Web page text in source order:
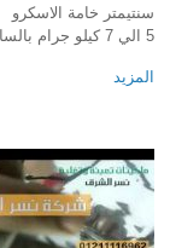
5 الي 7 كيلو جرام بالساعه اي بورديه 10 […]
المزيد